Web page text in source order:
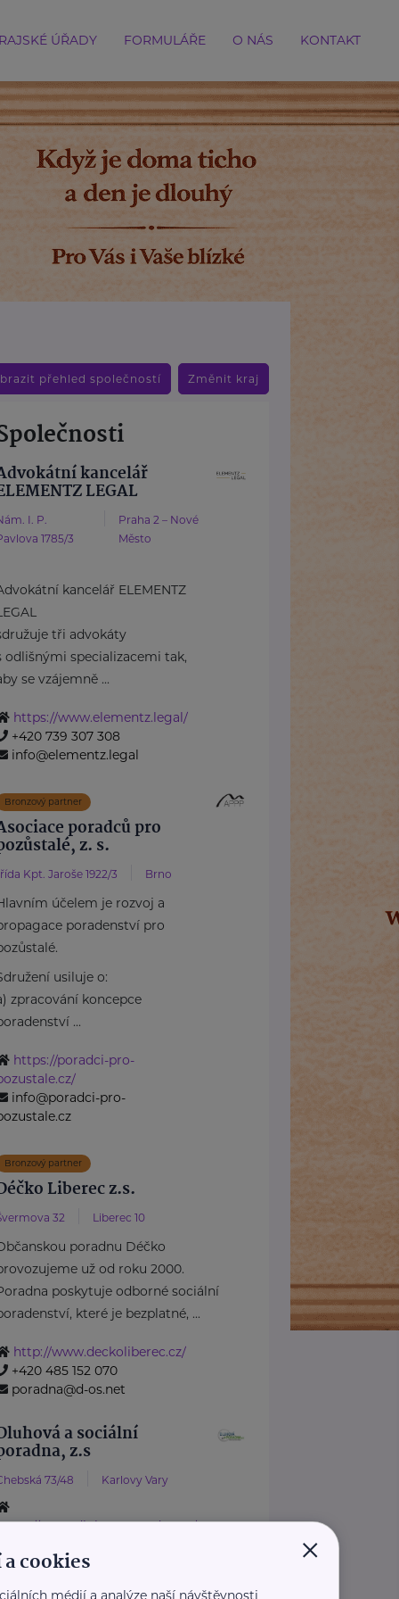
ÚŘADY FORMULÁŘE O NÁS KONTAKT
přehled společností Změnit kraj
kancelář
LEGAL
I. P.
1785/3
Praha 2 – Nové
Město
kancelář ELEMENTZ
tři advokáty
odlišnými specializacemi tak,
se vzájemně ...
https://www.elementz.legal/
+420 739 307 308
info@elementz.legal
Bronzový partner
poradců pro
z. s.
Kpt. Jaroše 1922/3 Brno
účelem je rozvoj a
poradenství pro
usiluje o:
zpracování koncepce
...
https://poradci-pro-
info@poradci-pro-
Bronzový partner
Liberec z.s.
32 Liberec 10
poradnu Déčko
už od roku 2000.
poskytuje odborné sociální
které je bezplatné, ...
http://www.deckoliberec.cz/
+420 485 152 070
poradna@d-os.net
a sociální
z.s
73/48 Karlovy Vary
www.dluhovaporadna.cz/
info@dluhovaporadna.cz
×
cookies
médií a analýze naší návštěvnosti